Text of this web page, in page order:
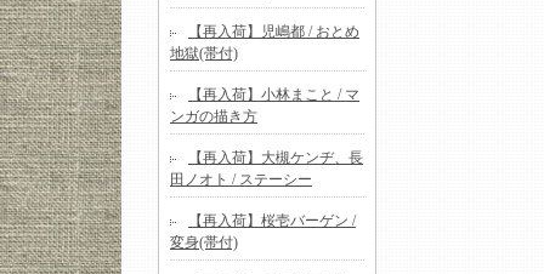
【再入荷】児嶋都 / おとめ
地獄(帯付)
【再入荷】小林まこと / マ
ンガの描き方
【再入荷】大槻ケンヂ、長
田ノオト / ステーシー
【再入荷】桜壱バーゲン /
変身(帯付)